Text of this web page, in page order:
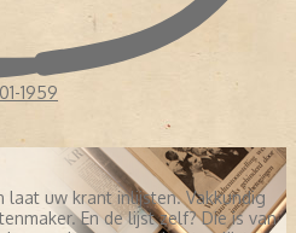
1959
uw krant inlijsten. Vakkundig
En de lijst zelf? Die is van